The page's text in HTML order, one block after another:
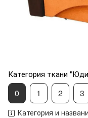
Категория ткани
0 1 2 3
Категория и